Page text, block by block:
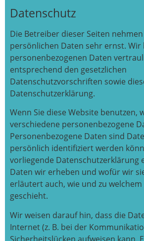
Datenschutz
Die Betreiber dieser Seiten
persönlichen Daten sehr ernst. Wir
personenbezogenen Daten
entsprechend den gesetzlichen
Datenschutzvorschriften sowie
Datenschutzerklärung.
Wenn Sie diese Website benutzen,
verschiedene personenbezogene
Personenbezogene Daten sind
persönlich identifiziert werden
vorliegende Datenschutzerklärung
Daten wir erheben und wofür wir
erläutert auch, wie und zu welchem
geschieht.
Wir weisen darauf hin, dass die
Internet (z. B. bei der
Sicherheitslücken aufweisen kann.